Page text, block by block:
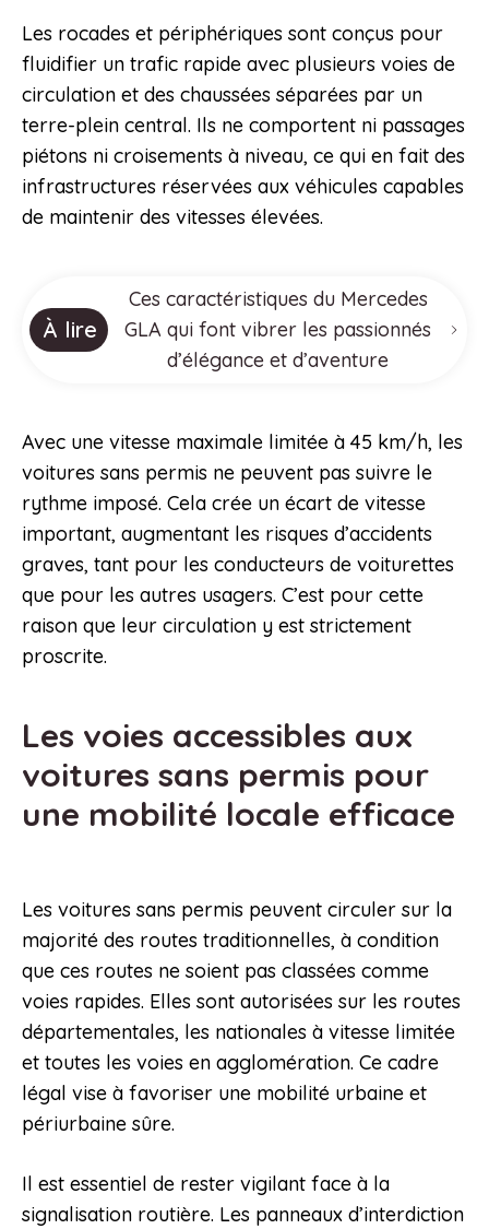
Les rocades et périphériques sont conçus pour
fluidifier un trafic rapide avec plusieurs voies de
circulation et des chaussées séparées par un
terre-plein central. Ils ne comportent ni passages
piétons ni croisements à niveau, ce qui en fait des
infrastructures réservées aux véhicules capables
de maintenir des vitesses élevées.
À lire
Ces caractéristiques du Mercedes
GLA qui font vibrer les passionnés
d’élégance et d’aventure
Avec une vitesse maximale limitée à 45 km/h, les
voitures sans permis ne peuvent pas suivre le
rythme imposé. Cela crée un écart de vitesse
important, augmentant les risques d’accidents
graves, tant pour les conducteurs de voiturettes
que pour les autres usagers. C’est pour cette
raison que leur circulation y est strictement
proscrite.
Les voies accessibles aux
voitures sans permis pour
une mobilité locale efficace
Les voitures sans permis peuvent circuler sur la
majorité des routes traditionnelles, à condition
que ces routes ne soient pas classées comme
voies rapides. Elles sont autorisées sur les routes
départementales, les nationales à vitesse limitée
et toutes les voies en agglomération. Ce cadre
légal vise à favoriser une mobilité urbaine et
périurbaine sûre.
Il est essentiel de rester vigilant face à la
signalisation routière. Les panneaux d’interdiction